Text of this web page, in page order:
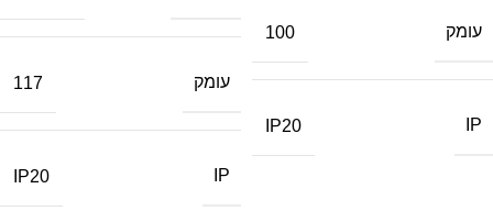
עומק 100
IP
IP20
עומק 117
IP
IP20